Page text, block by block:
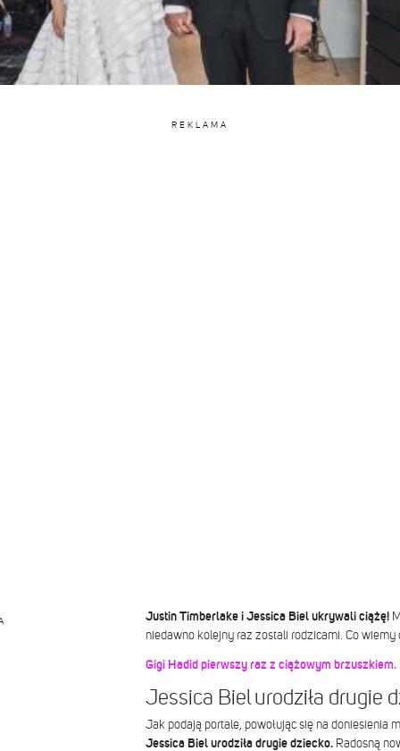
REKLAMA
Justin Timberlake i Jessica Biel ukrywali ciążę!
niedawno kolejny raz zostali rodzicami. Co wiemy
Gigi Hadid pierwszy raz z ciążowym brzuszkiem.
Jessica Biel urodziła drugie
Jak podają portale, powołując się na doniesienia
Jessica Biel urodziła drugie dziecko. Radosną